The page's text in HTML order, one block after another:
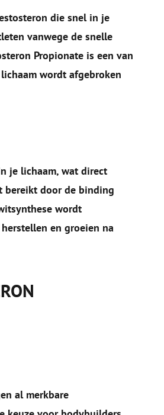
die snel in je
vanwege de snelle
Propionate is een van
wordt afgebroken
je lichaam, wat direct
bereikt door de binding
wordt
en groeien na
al merkbare